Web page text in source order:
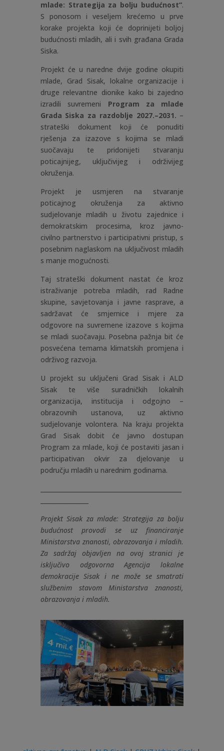
mlade: Strategija za bolju budućnost“.
S ponosom i veseljem krećemo u prve
korake projekta koji će doprinijeti boljoj
budućnosti mladih, ali i svih građana Grada
Siska.
Projekt će u naredne dvije godine okupiti
mlade, Grad Sisak, lokalne organizacije i
druge relevantne dionike kako bi zajedno
izradili suvremeni Program za mlade
Grada Siska za razdoblje 2027.–2031. –
strateški dokument koji će ponuditi
rješenja za izazove s kojima se mladi
suočavaju te pridonijeti stvaranju
poticajnijeg, uključivijeg i održivijeg
okruženja.
Projekt je usmjeren na stvaranje
poticajnog okruženja za aktivno
sudjelovanje mladih u životu zajednice i
demokratskim procesima, kroz javno-
civilno partnerstvo i participativni pristup, s
posebnim naglaskom na uključivost mladih
s manje mogućnosti.
Taj strateški dokument nastat će kroz
istraživanje potreba mladih, rad Radne
skupine, savjetovanja i javne rasprave, a
sadržavat će smjernice i mjere za
odgovore na suvremene izazove s kojima
se mladi suočavaju. Posebna pažnja bit će
posvećena temama klimatskih promjena i
održivog razvoja.
U projekt su uključeni Grad Sisak i ALD
Sisak te više suradničkih lokalnih
organizacija, institucija i odgojno –
obrazovnih ustanova, uz aktivno
sudjelovanje volontera. Na kraju projekta
Grad Sisak dobit će javno dostupan
Program za mlade, koji će postaviti jasan i
participativan okvir za djelovanje u
području mladih u narednim godinama.
Projekt Sisak za mlade: Strategija za bolju
budućnost provodi se uz financiranje
Ministarstva znanosti, obrazovanja i mladih.
Za sadržaj objavljen na ovoj stranici je
isključivo odgovorna Agencija lokalne
demokracije Sisak i ne može se smatrati
službenim stavom Ministarstva znanosti,
obrazovanja i mladih.